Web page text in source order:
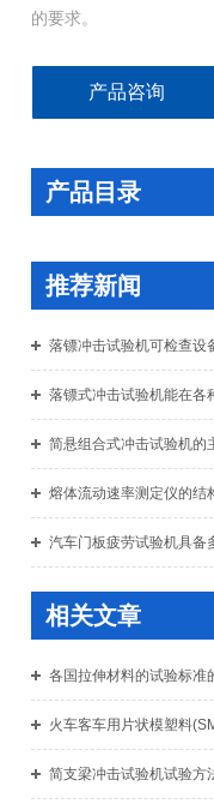
的要求。
产品咨询
产品目录
推荐新闻
落镖冲击试验机可检查设
落镖式冲击试验机能在各
简悬组合式冲击试验机的
熔体流动速率测定仪的结
汽车门板疲劳试验机具备
相关文章
各国拉伸材料的试验标准
火车客车用片状模塑料
简支梁冲击试验机试验方